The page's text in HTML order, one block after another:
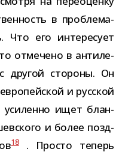
в про­бле­ма­
Что его инте­ре­сует
отме­чено в анти­ле­
дру­гой сто­роны. Он
и рус­ской
уси­ленно ищет блан­
и более позд­
18. Просто теперь